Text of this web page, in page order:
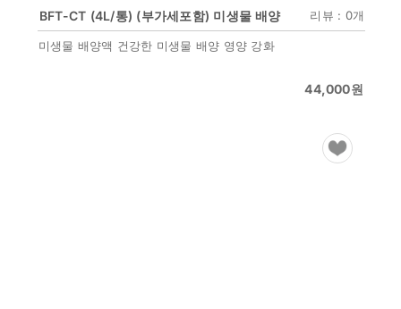
BFT-CT (4L/통) (부가세포함) 미생물 배양 리뷰 : 0개
미생물 배양액 건강한 미생물 배양 영양 강화
44,000원